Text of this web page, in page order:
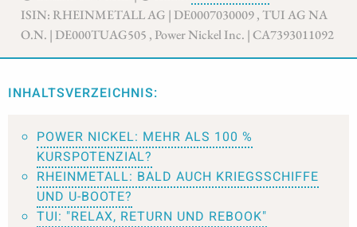
ISIN: RHEINMETALL AG | DE0007030009 , TUI AG NA
O.N. | DE000TUAG505 , Power Nickel Inc. | CA7393011092
INHALTSVERZEICHNIS:
POWER NICKEL: MEHR ALS 100 %
KURSPOTENZIAL?
RHEINMETALL: BALD AUCH KRIEGSSCHIFFE
UND U-BOOTE?
TUI: "RELAX, RETURN UND REBOOK"